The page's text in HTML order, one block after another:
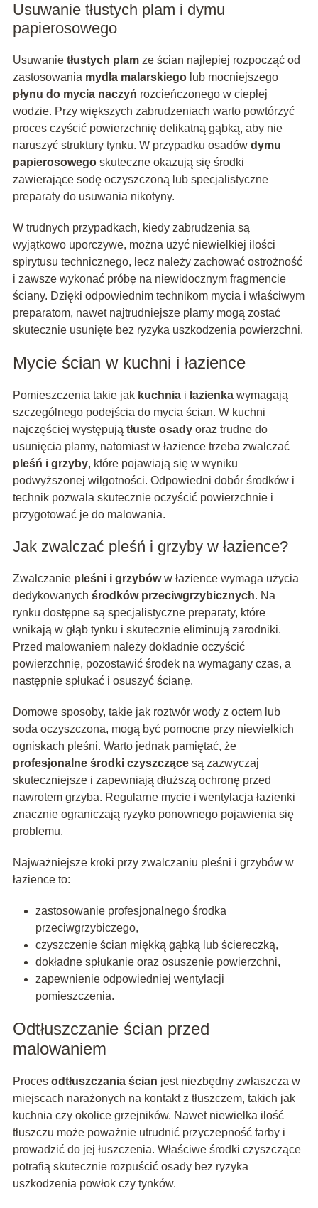
Usuwanie tłustych plam i dymu
papierosowego
Usuwanie tłustych plamze ścian najlepiej rozpocząć od
zastosowania mydła malarskiegolub mocniejszego
płynu do mycia naczyń rozcieńczonego w ciepłej
wodzie. Przy większych zabrudzeniach warto powtórzyć
proces czyścić powierzchnię delikatną gąbką, aby nie
naruszyć struktury tynku. W przypadku osadów dymu
papierosowegoskuteczne okazują się środki
zawierające sodę oczyszczoną lub specjalistyczne
preparaty do usuwania nikotyny.
W trudnych przypadkach, kiedy zabrudzenia są
wyjątkowo uporczywe, można użyć niewielkiej ilości
spirytusu technicznego, lecz należy zachować ostrożność
i zawsze wykonać próbę na niewidocznym fragmencie
ściany. Dzięki odpowiednim technikom mycia i właściwym
preparatom, nawet najtrudniejsze plamy mogą zostać
skutecznie usunięte bez ryzyka uszkodzenia powierzchni.
Mycie ścian w kuchni i łazience
Pomieszczenia takie jak kuchniai łazienkawymagają
szczególnego podejścia do mycia ścian. W kuchni
najczęściej występują tłuste osadyoraz trudne do
usunięcia plamy, natomiast w łazience trzeba zwalczać
pleśń i grzyby, które pojawiają się w wyniku
podwyższonej wilgotności. Odpowiedni dobór środków i
technik pozwala skutecznie oczyścić powierzchnie i
przygotować je do malowania.
Jak zwalczać pleśń i grzyby w łazience?
Zwalczanie pleśni i grzybóww łazience wymaga użycia
dedykowanych środków przeciwgrzybicznych. Na
rynku dostępne są specjalistyczne preparaty, które
wnikają w głąb tynku i skutecznie eliminują zarodniki.
Przed malowaniem należy dokładnie oczyścić
powierzchnię, pozostawić środek na wymagany czas, a
następnie spłukać i osuszyć ścianę.
Domowe sposoby, takie jak roztwór wody z octem lub
soda oczyszczona, mogą być pomocne przy niewielkich
ogniskach pleśni. Warto jednak pamiętać, że
profesjonalne środki czyszczącesą zazwyczaj
skuteczniejsze i zapewniają dłuższą ochronę przed
nawrotem grzyba. Regularne mycie i wentylacja łazienki
znacznie ograniczają ryzyko ponownego pojawienia się
problemu.
Najważniejsze kroki przy zwalczaniu pleśni i grzybów w
łazience to:
zastosowanie profesjonalnego środka
przeciwgrzybiczego,
czyszczenie ścian miękką gąbką lub ściereczką,
dokładne spłukanie oraz osuszenie powierzchni,
zapewnienie odpowiedniej wentylacji
pomieszczenia.
Odtłuszczanie ścian przed
malowaniem
Proces odtłuszczania ścian jest niezbędny zwłaszcza w
miejscach narażonych na kontakt z tłuszczem, takich jak
kuchnia czy okolice grzejników. Nawet niewielka ilość
tłuszczu może poważnie utrudnić przyczepność farby i
prowadzić do jej łuszczenia. Właściwe środki czyszczące
potrafią skutecznie rozpuścić osady bez ryzyka
uszkodzenia powłok czy tynków.